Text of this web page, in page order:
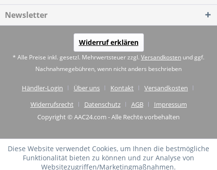
Newsletter
Widerruf erklären
* Alle Preise inkl. gesetzl. Mehrwertsteuer zzgl. Versandkosten und ggf.
Nachnahmegebühren, wenn nicht anders beschrieben
Händler-Login Über uns Kontakt
Versandkosten
Widerrufsrecht
Datenschutz AGB
Impressum
Copyright © AAC24.com - Alle Rechte vorbehalten
Diese Website verwendet Cookies, um Ihnen die bestmögliche
Funktionalität bieten zu können und zur Analyse von
Websitezugriffen/Marketingmaßnahmen.